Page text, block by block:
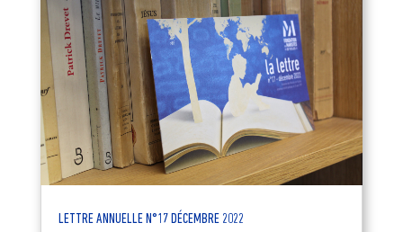
LETTRE ANNUELLE N°17 DÉCEMBRE 2022